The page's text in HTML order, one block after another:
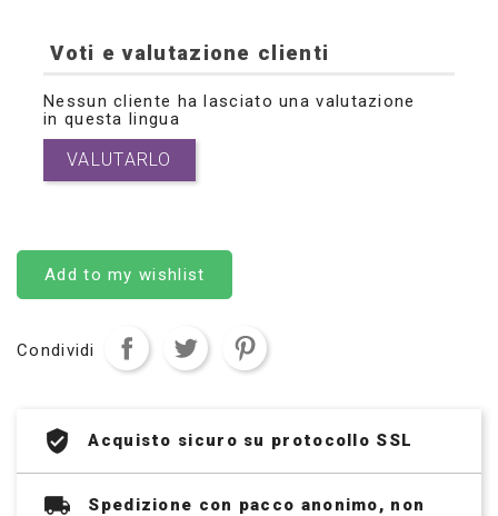
Voti e valutazione clienti
Nessun cliente ha lasciato una valutazione
in questa lingua
VALUTARLO
Add to my wishlist
Condividi
Acquisto sicuro su protocollo SSL
Spedizione con pacco anonimo, non